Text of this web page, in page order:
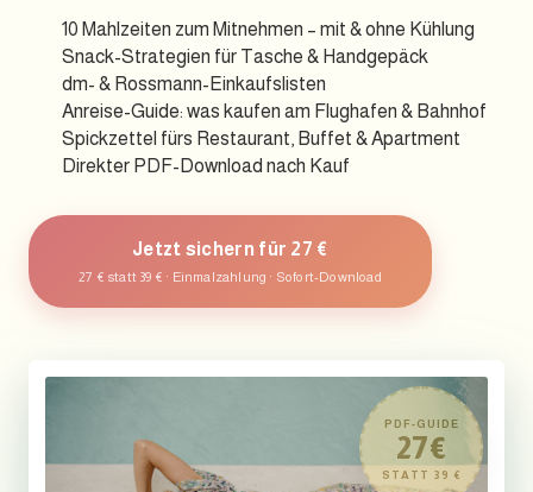
10 Mahlzeiten zum Mitnehmen – mit & ohne Kühlung
Snack-Strategien für Tasche & Handgepäck
dm- & Rossmann-Einkaufslisten
Anreise-Guide: was kaufen am Flughafen & Bahnhof
Spickzettel fürs Restaurant, Buffet & Apartment
Direkter PDF-Download nach Kauf
Jetzt sichern für 27 €
27 € statt 39 € · Einmalzahlung · Sofort-Download
PDF-GUIDE
27€
STATT 39 €